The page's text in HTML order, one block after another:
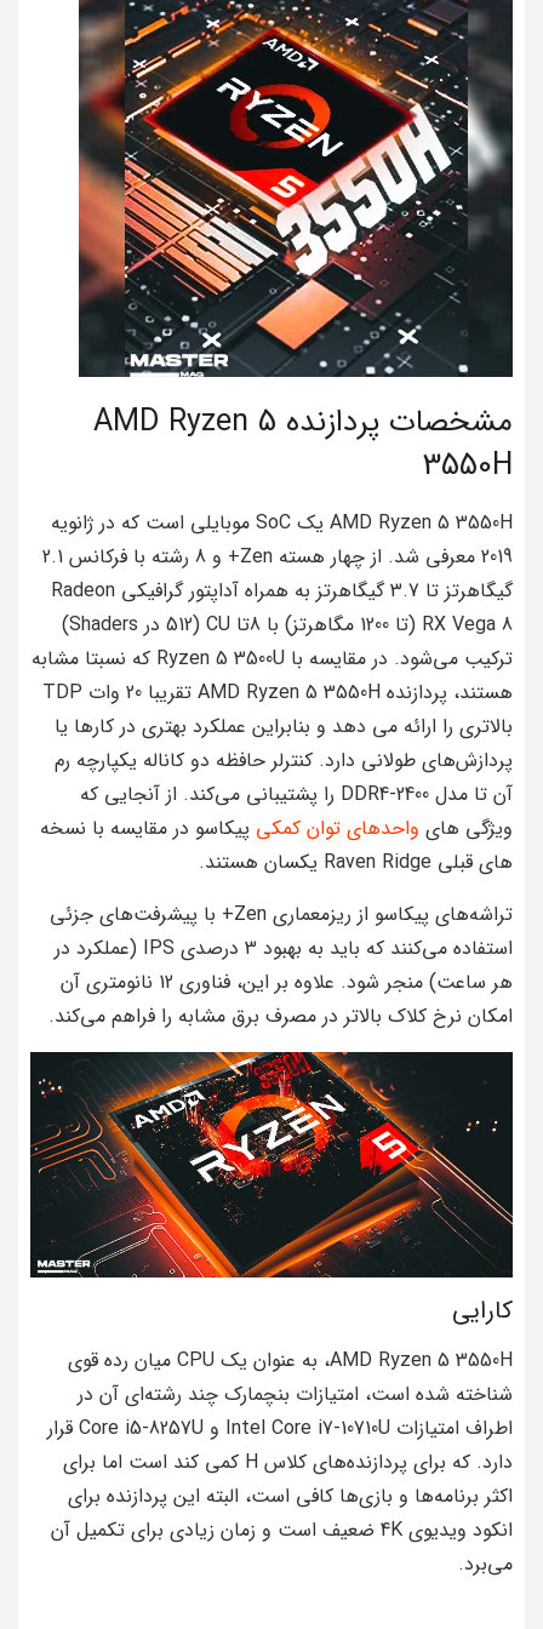
مشخصات پردازنده AMD Ryzen 5
3550H
AMD Ryzen 5 3550H یک SoC موبایلی است که در ژانویه
2019 معرفی شد. از چهار هسته Zen+ و 8 رشته با فرکانس 2.1
گیگاهرتز تا 3.7 گیگاهرتز به همراه آداپتور گرافیکی Radeon
RX Vega 8 (تا 1200 مگاهرتز) با 8تا CU (512 در Shaders)
ترکیب می‌شود. در مقایسه با Ryzen 5 3500U که نسبتا مشابه
هستند، پردازنده AMD Ryzen 5 3550H تقریبا 20 وات TDP
بالاتری را ارائه می دهد و بنابراین عملکرد بهتری در کارها یا
پردازش‌های طولانی دارد. کنترلر حافظه دو کاناله یکپارچه رم
آن تا مدل DDR4-2400 را پشتیبانی می‌کند. از آنجایی که
ویژگی های واحدهای توان کمکی پیکاسو در مقایسه با نسخه
های قبلی Raven Ridge یکسان هستند.
تراشه‌های پیکاسو از ریزمعماری Zen+ با پیشرفت‌های جزئی
استفاده می‌کنند که باید به بهبود 3 درصدی IPS (عملکرد در
هر ساعت) منجر شود. علاوه بر این، فناوری 12 نانومتری آن
امکان نرخ کلاک بالاتر در مصرف برق مشابه را فراهم می‌کند.
کارایی
AMD Ryzen 5 3550H، به عنوان یک CPU میان رده قوی
شناخته شده است، امتیازات بنچمارک چند رشته‌ای آن در
اطراف امتیازات Intel Core i7-10710U و Core i5-8257U قرار
دارد. که برای پردازنده‌های کلاس H کمی کند است اما برای
اکثر برنامه‌ها و بازی‌ها کافی است، البته این پردازنده برای
انکود ویدیوی 4K ضعیف است و زمان زیادی برای تکمیل آن
می‌برد.